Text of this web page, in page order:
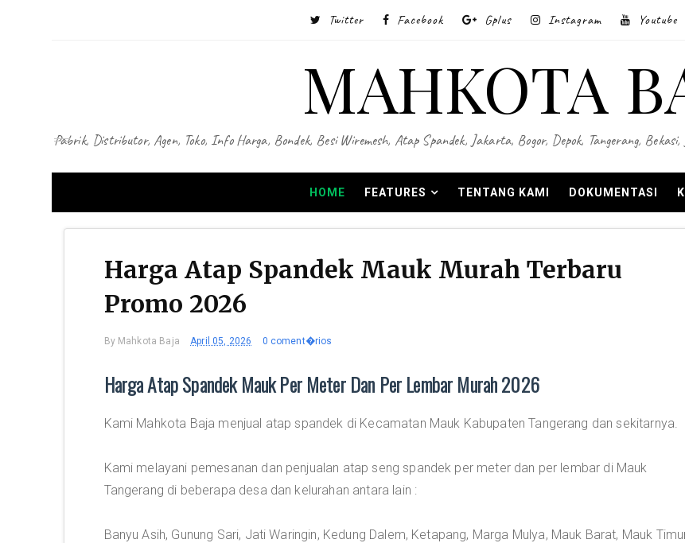
Twitter Facebook Gplus Instagram Youtube
MAHKOTA
Pabrik, Distributor, Agen, Toko, Info Harga, Bondek, Besi Wiremesh, Atap Spandek, Jakarta, Bogor, Depok, Tangerang,
HOME FEATURES TENTANG KAMI DOKUMENTASI
Harga Atap Spandek Mauk Murah Terbaru
Promo 2026
By Mahkota Baja April 05, 2026 0 coment�rios
Harga Atap Spandek Mauk Per Meter Dan Per Lembar Murah 2026
Kami Mahkota Baja menjual atap spandek di Kecamatan Mauk Kabupaten Tangerang dan sekitarnya.
Kami melayani pemesanan dan penjualan atap seng spandek per meter dan per lembar di Mauk
Tangerang di beberapa desa dan kelurahan antara lain :
Banyu Asih, Gunung Sari, Jati Waringin, Kedung Dalem, Ketapang, Marga Mulya, Mauk Barat, Mauk